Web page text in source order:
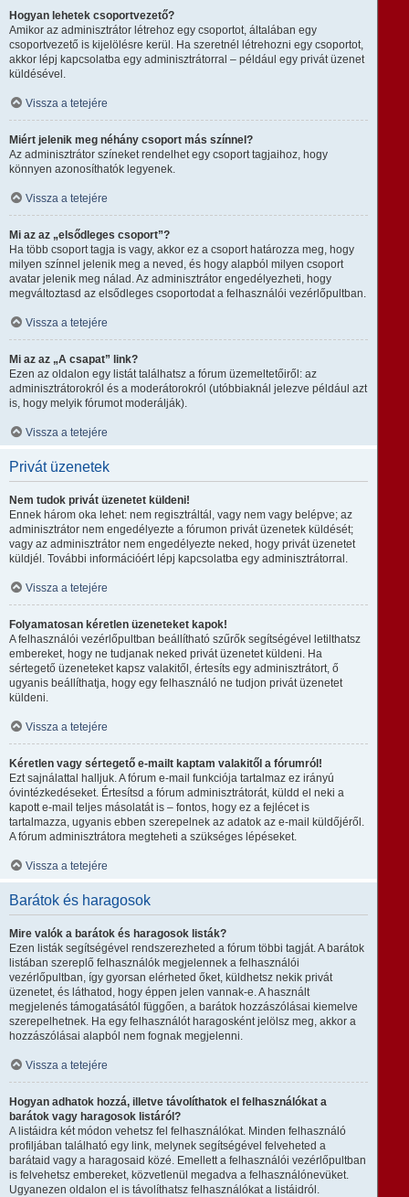
Hogyan lehetek csoportvezető?
Amikor az adminisztrátor létrehoz egy csoportot, általában egy
csoportvezető is kijelölésre kerül. Ha szeretnél létrehozni egy csoportot,
akkor lépj kapcsolatba egy adminisztrátorral – például egy privát üzenet
küldésével.
Vissza a tetejére
Miért jelenik meg néhány csoport más színnel?
Az adminisztrátor színeket rendelhet egy csoport tagjaihoz, hogy
könnyen azonosíthatók legyenek.
Vissza a tetejére
Mi az az „elsődleges csoport”?
Ha több csoport tagja is vagy, akkor ez a csoport határozza meg, hogy
milyen színnel jelenik meg a neved, és hogy alapból milyen csoport
avatar jelenik meg nálad. Az adminisztrátor engedélyezheti, hogy
megváltoztasd az elsődleges csoportodat a felhasználói vezérlőpultban.
Vissza a tetejére
Mi az az „A csapat” link?
Ezen az oldalon egy listát találhatsz a fórum üzemeltetőiről: az
adminisztrátorokról és a moderátorokról (utóbbiaknál jelezve például azt
is, hogy melyik fórumot moderálják).
Vissza a tetejére
Privát üzenetek
Nem tudok privát üzenetet küldeni!
Ennek három oka lehet: nem regisztráltál, vagy nem vagy belépve; az
adminisztrátor nem engedélyezte a fórumon privát üzenetek küldését;
vagy az adminisztrátor nem engedélyezte neked, hogy privát üzenetet
küldjél. További információért lépj kapcsolatba egy adminisztrátorral.
Vissza a tetejére
Folyamatosan kéretlen üzeneteket kapok!
A felhasználói vezérlőpultban beállítható szűrők segítségével letilthatsz
embereket, hogy ne tudjanak neked privát üzenetet küldeni. Ha
sértegető üzeneteket kapsz valakitől, értesíts egy adminisztrátort, ő
ugyanis beállíthatja, hogy egy felhasználó ne tudjon privát üzenetet
küldeni.
Vissza a tetejére
Kéretlen vagy sértegető e-mailt kaptam valakitől a fórumról!
Ezt sajnálattal halljuk. A fórum e-mail funkciója tartalmaz ez irányú
óvintézkedéseket. Értesítsd a fórum adminisztrátorát, küldd el neki a
kapott e-mail teljes másolatát is – fontos, hogy ez a fejlécet is
tartalmazza, ugyanis ebben szerepelnek az adatok az e-mail küldőjéről.
A fórum adminisztrátora megteheti a szükséges lépéseket.
Vissza a tetejére
Barátok és haragosok
Mire valók a barátok és haragosok listák?
Ezen listák segítségével rendszerezheted a fórum többi tagját. A barátok
listában szereplő felhasználók megjelennek a felhasználói
vezérlőpultban, így gyorsan elérheted őket, küldhetsz nekik privát
üzenetet, és láthatod, hogy éppen jelen vannak-e. A használt
megjelenés támogatásától függően, a barátok hozzászólásai kiemelve
szerepelhetnek. Ha egy felhasználót haragosként jelölsz meg, akkor a
hozzászólásai alapból nem fognak megjelenni.
Vissza a tetejére
Hogyan adhatok hozzá, illetve távolíthatok el felhasználókat a
barátok vagy haragosok listáról?
A listáidra két módon vehetsz fel felhasználókat. Minden felhasználó
profiljában található egy link, melynek segítségével felveheted a
barátaid vagy a haragosaid közé. Emellett a felhasználói vezérlőpultban
is felvehetsz embereket, közvetlenül megadva a felhasználónevüket.
Ugyanezen oldalon el is távolíthatsz felhasználókat a listáidról.